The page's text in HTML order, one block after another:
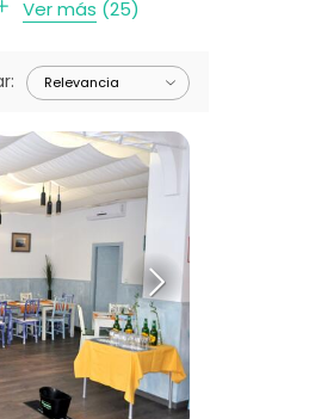
Ver más (25)
: